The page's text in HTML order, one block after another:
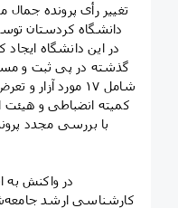
تغییر رأی پرونده
دانشگاه کردستان
در این دانشگاه
شامل ۱۷ مورد
کمیته انضباطی و هیئت
با بررسی مجدد
در واکنش به
کارشناسی ارشد